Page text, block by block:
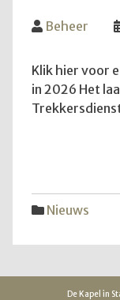
Beheer
Klik hier voor
in 2026 Het
Nieuws
De Kapel in